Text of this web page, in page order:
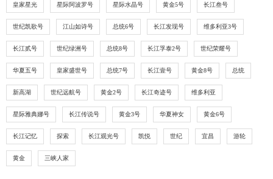
 重庆消费不高的可以放心来玩儿，上海到重庆旅游两个人多少钱其实只要你不是游轮旅
游的话就花不了多少钱哦，之前有朋友从上海坐船一路游玩到重庆，花了半个月的时间
呢，那种价格就高，但是确实玩儿得很尽兴的，如果你到重庆的话 可以试试看观光船
的，也是坐船，可以看到美丽的重庆夜景
  
 上海到重庆坐船需要多长时间
 上海到重庆坐船需要多长时间这个估计得挺久的吧，你自己在网上查查呢，或者买票的
地方三峡游轮网上售票大厅上面看看也行，一般官网的信息还是比较准确的，我之前买
船票都是在这个上面看的
 437  9
 上海旅游长江三峡需要多少钱
 想了解上海旅游长江三峡需要多少钱你可以在官网三峡游轮网上售票大厅看看的，里面
皇家星光 星际阿波罗号 星际水晶号 黄金5号 长江叁号
世纪凯歌号 江山如诗号 总统6号 长江发现号 维多利亚3号
长江贰号 世纪绿洲号 总统8号 长江孚泰2号 世纪荣耀号
华夏五号 皇家盛世号 总统7号 长江壹号 黄金8号 总统
新高湖 世纪远航号 黄金2号 长江奇迹号 维多利亚
星际雅典娜号 长江传说号 黄金3号 华夏神女 黄金6号
长江记忆 探索 长江观光号 凯悦 世纪 宜昌 游轮
黄金 三峡人家